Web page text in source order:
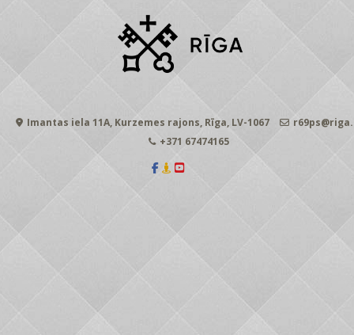
Imantas iela 11A, Kurzemes rajons, Rīga, LV-1067
+371 67474165